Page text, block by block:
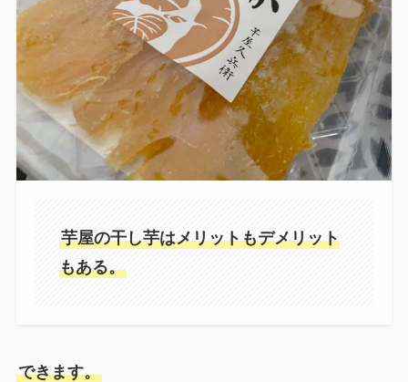
芋屋の干し芋はメリットもデメリット
もある。
できます。